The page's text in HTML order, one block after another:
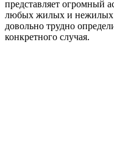
представляет огромный
любых жилых и нежилых
довольно трудно
конкретного случая.